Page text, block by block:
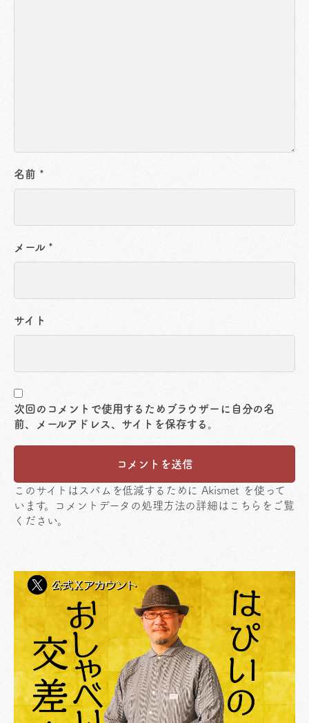
名前 *
メール *
サイト
次回のコメントで使用するためブラウザーに自分の名
前、メールアドレス、サイトを保存する。
このサイトはスパムを低減するために Akismet を使って
います。
コメントデータの処理方法の詳細はこちらをご覧
ください。